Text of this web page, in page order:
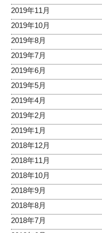
2019年11月
2019年10月
2019年8月
2019年7月
2019年6月
2019年5月
2019年4月
2019年2月
2019年1月
2018年12月
2018年11月
2018年10月
2018年9月
2018年8月
2018年7月